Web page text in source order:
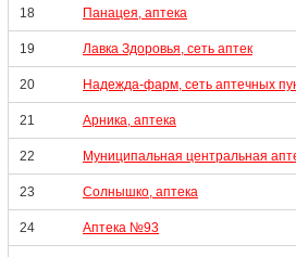
18 Панацея, аптека
19 Лавка Здоровья, сеть аптек
20 Надежда-фарм, сеть аптечных
21 Арника, аптека
22 Муниципальная центральная
23 Солнышко, аптека
24 Аптека №93